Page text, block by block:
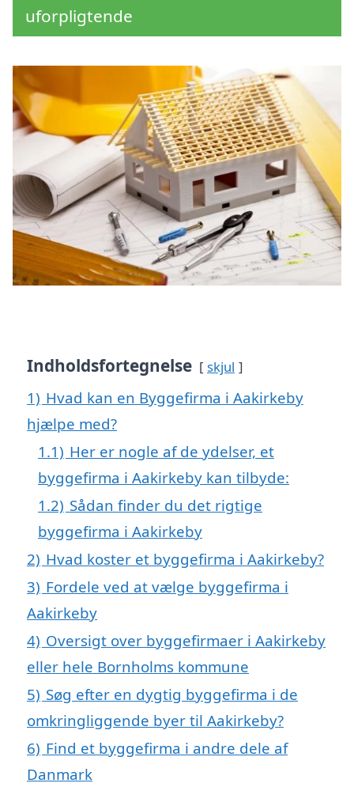
uforpligtende
Indholdsfortegnelse skjul
1) Hvad kan en Byggefirma i Aakirkeby
hjælpe med?
1.1) Her er nogle af de ydelser, et
byggefirma i Aakirkeby kan tilbyde:
1.2) Sådan finder du det rigtige
byggefirma i Aakirkeby
2) Hvad koster et byggefirma i Aakirkeby?
3) Fordele ved at vælge byggefirma i
Aakirkeby
4) Oversigt over byggefirmaer i Aakirkeby
eller hele Bornholms kommune
5) Søg efter en dygtig byggefirma i de
omkringliggende byer til Aakirkeby?
6) Find et byggefirma i andre dele af
Danmark